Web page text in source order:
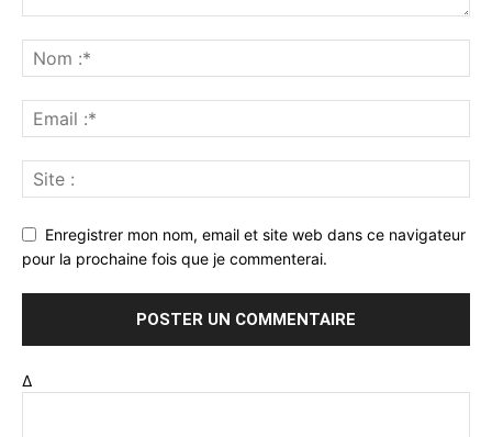
Enregistrer mon nom, email et site web dans ce navigateur
pour la prochaine fois que je commenterai.
Δ